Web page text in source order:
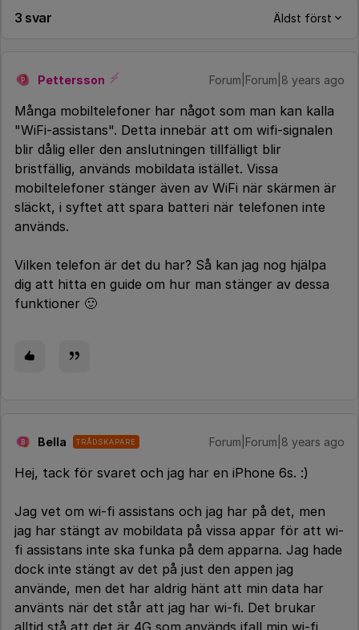
3 svar Äldst först
P Pettersson Forum|Forum|8 years ago
Många mobiltelefoner har något som man kan kalla
"WiFi-assistans". Detta innebär att om wifi-signalen
blir dålig eller den anslutningen tillfälligt blir
bristfällig, används mobildata istället. Vissa
mobiltelefoner stänger även av WiFi när skärmen är
släckt, i syftet att spara batteri när telefonen inte
används.
Vilken telefon är det du har? Så kan jag nog hjälpa
dig att hitta en guide om hur man stänger av dessa
funktioner 🙂
B Bella TRÅDSKAPARE Forum|Forum|8 years ago
Hej, tack för svaret och jag har en iPhone 6s. :)
Jag vet om wi-fi assistans och jag har på det, men
jag har stängt av mobildata på vissa appar för att wi-
fi assistans inte ska funka på dem apparna. Jag hade
dock inte stängt av det på just den appen jag
använde, men det har aldrig hänt att min data har
använts när det står att jag har wi-fi. Det brukar
alltid stå att det är 4G som används ifall min wi-fi